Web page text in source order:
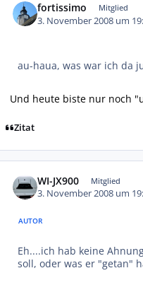
fortissimo Mitglied
3. November 2008 um
au-haua, was war ich da
Und heute biste nur noch
Zitat
WI-JX900 Mitglied
3. November 2008 um
AUTOR
Eh....ich hab keine
soll, oder was er "getan"